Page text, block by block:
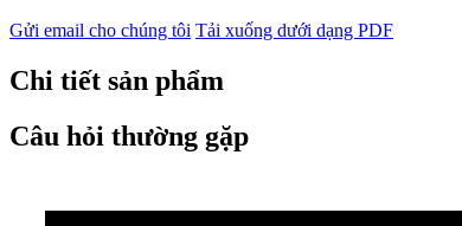
Gửi email cho chúng tôi Tải xuống dưới dạng PDF
Chi tiết sản phẩm
Câu hỏi thường gặp